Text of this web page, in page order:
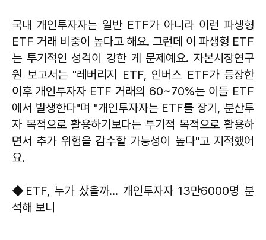
국내 개인투자자는 일반 ETF가 아니라 이런 파생형
ETF 거래 비중이 높다고 해요. 그런데 이 파생형 ETF
는 투기적인 성격이 강한 게 문제예요. 자본시장연구
원 보고서는 "레버리지 ETF, 인버스 ETF가 등장한
이후 개인투자자 ETF 거래의 60~70%는 이들 ETF
에서 발생한다"며 "개인투자자는 ETF를 장기, 분산투
자 목적으로 활용하기보다는 투기적 목적으로 활용하
면서 추가 위험을 감수할 가능성이 높다"고 지적했어
요.
◆ETF, 누가 샀을까… 개인투자자 13만6000명 분
석해 보니